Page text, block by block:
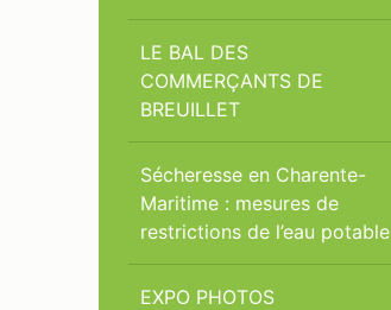
LE BAL DES
COMMERÇANTS DE
BREUILLET
Sécheresse en Charente-
Maritime : mesures de
restrictions de l’eau potable
EXPO PHOTOS